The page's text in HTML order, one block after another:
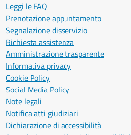
Leggi le FAQ
Prenotazione appuntamento
Segnalazione disservizio
Richiesta assistenza
Amministrazione trasparente
Informativa privacy
Cookie Policy
Social Media Policy
Note legali
Notifica atti giudiziari
Dichiarazione di accessibilità